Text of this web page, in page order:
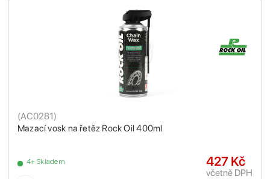
Mazací vosk na řetěz Rock Oil 400ml
(AC0281)
4+ Skladem 427 Kč
včetně DPH